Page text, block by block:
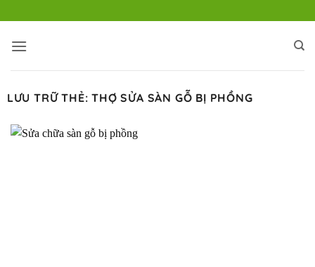
qua
nội
LƯU TRỮ THẺ:THỢ SỬA SÀN GỖ BỊ PHỒNG